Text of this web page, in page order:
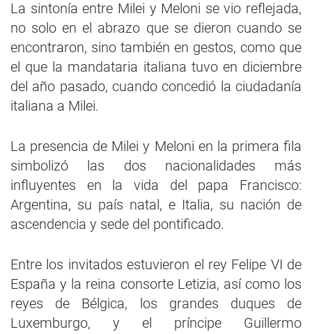
La sintonía entre Milei y Meloni se vio reflejada,
no solo en el abrazo que se dieron cuando se
encontraron, sino también en gestos, como que
el que la mandataria italiana tuvo en diciembre
del año pasado, cuando concedió la ciudadanía
italiana a Milei.
La presencia de Milei y Meloni en la primera fila
simbolizó las dos nacionalidades más
influyentes en la vida del papa Francisco:
Argentina, su país natal, e Italia, su nación de
ascendencia y sede del pontificado.
Entre los invitados estuvieron el rey Felipe VI de
España y la reina consorte Letizia, así como los
reyes de Bélgica, los grandes duques de
Luxemburgo, y el príncipe Guillermo